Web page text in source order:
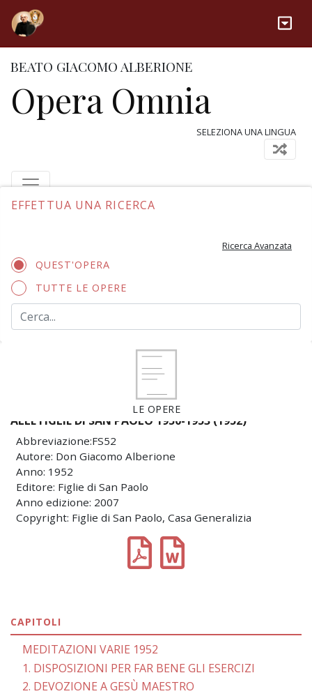
BEATO GIACOMO ALBERIONE
Opera Omnia
SELEZIONA UNA LINGUA
EFFETTUA UNA RICERCA
Ricerca Avanzata
QUEST'OPERA
TUTTE LE OPERE
LE OPERE
ALLE FIGLIE DI SAN PAOLO 1950-1953 (1952)
Abbreviazione:FS52
Autore: Don Giacomo Alberione
Anno: 1952
Editore: Figlie di San Paolo
Anno edizione: 2007
Copyright: Figlie di San Paolo, Casa Generalizia
CAPITOLI
MEDITAZIONI VARIE 1952
1. DISPOSIZIONI PER FAR BENE GLI ESERCIZI
2. DEVOZIONE A GESÙ MAESTRO